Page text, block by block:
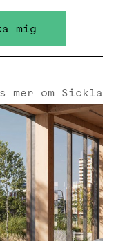
mig
innovation och
mer om Sickla